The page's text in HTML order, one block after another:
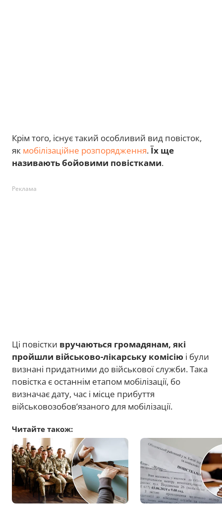
Крім того, існує такий особливий вид повісток,
як мобілізаційне розпорядження.Їх ще
називають бойовими повістками.
Реклама
Ці повістки вручаються громадянам, які
пройшли військово-лікарську комісію і були
визнані придатними до військової служби. Така
повістка є останнім етапом мобілізації, бо
визначає дату, час і місце прибуття
військовозобов’язаного для мобілізації.
Читайте також: